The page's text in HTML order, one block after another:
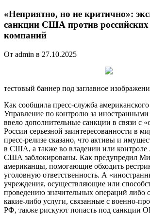
«Неприятно, но не критично»:
санкции США против
компаний
От admin в 27.10.2025
тестовый баннер под заглавное
Как сообщила пресс-служба
Управление по контролю за
ввело дополнительные санкции в связи с
России серьезной заинтересованности в
пресс-релизе сказано, что активы и
в США, а также во владении или контроле
США заблокированы. Как предупредил
американцы, помогающие обходить
уголовную ответственность. А
учреждения, осуществляющие или
проведению значительных операций либо
какие-либо услуги, связанные с военно-
РФ, также рискуют попасть под санкции